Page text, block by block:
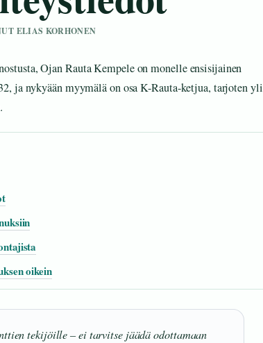
ELIAS KORHONEN
Ojan Rauta Kempele on monelle ensisijainen
ja nykyään myymälä on osa K-Rauta-ketjua, tarjoten yli
oikein
tekijöille – ei tarvitse jäädä odottamaan